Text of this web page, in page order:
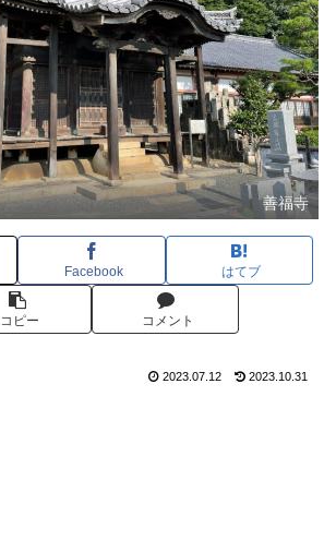
善福寺
Facebook はてブ
コピー コメント
2023.07.12 2023.10.31